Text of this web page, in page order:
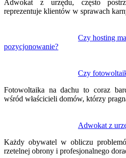
Adwokat z urzędu, często
reprezentuje klientów w sprawach
Czy hosting
pozycjonowanie?
Czy
Fotowoltaika na dachu to coraz
wśród właścicieli domów, którzy
Adwokat z
Każdy obywatel w obliczu
rzetelnej obrony i profesjonalnego